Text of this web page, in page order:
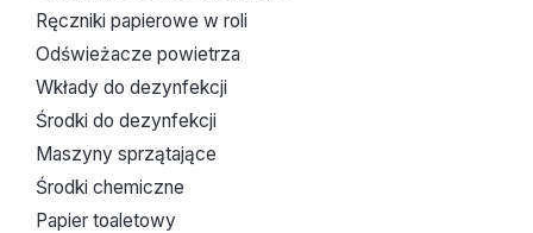
Ręczniki papierowe w roli
Odświeżacze powietrza
Wkłady do dezynfekcji
Środki do dezynfekcji
Maszyny sprzątające
Środki chemiczne
Papier toaletowy